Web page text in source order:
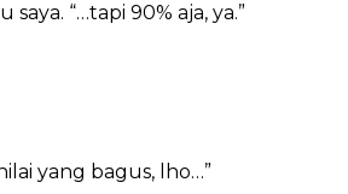
“…tapi 90% aja, ya.”
yang bagus, lho…”